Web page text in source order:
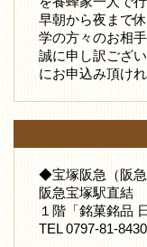
早朝から夜まで
学の方々のお相
誠に申し訳ござ
にお申込み頂け
◆宝塚阪急（阪
阪急宝塚駅直結
１階「銘菓銘品
TEL 0797-81-8430